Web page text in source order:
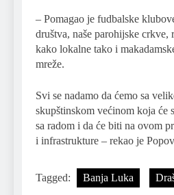
– Pomagao je fudbalske
društva, naše parohijske crkve,
kako lokalne tako i
mreže.
Svi se nadamo da ćemo sa
skupštinskom većinom koja će
sa radom i da će biti na ovom
i infrastrukture – rekao je
Tagged: Banja Luka